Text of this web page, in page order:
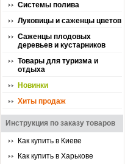
Системы полива
Луковицы и саженцы цветов
Саженцы плодовых
деревьев и кустарников
Товары для туризма и
отдыха
Новинки
Хиты продаж
Инструкция по заказу товаров
Как купить в Киеве
Как купить в Харькове